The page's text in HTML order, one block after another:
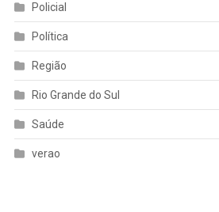
Policial
Política
Região
Rio Grande do Sul
Saúde
verao